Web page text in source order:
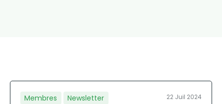
Membres Newsletter 22 Juil 2024